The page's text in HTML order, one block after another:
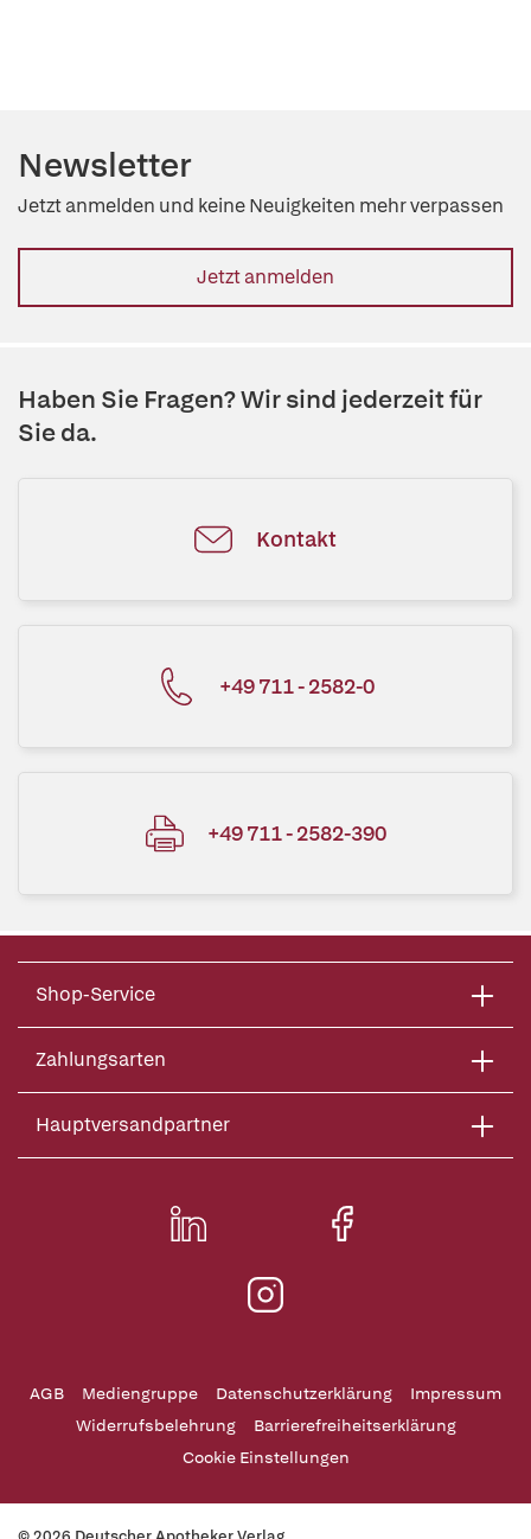
Newsletter
Jetzt anmelden und keine Neuigkeiten mehr verpassen
Jetzt anmelden
Haben Sie Fragen? Wir sind jederzeit für
Sie da.
Kontakt
+49 711 - 2582-0
+49 711 - 2582-390
Shop-Service
Zahlungsarten
Hauptversandpartner
AGB Mediengruppe Datenschutzerklärung
Impressum
Widerrufsbelehrung
Barrierefreiheitserklärung
Cookie Einstellungen